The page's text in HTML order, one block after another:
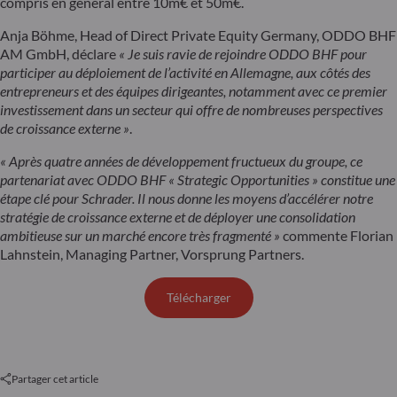
Anja Böhme, Head of Direct Private Equity Germany, ODDO BHF
AM GmbH, déclare « Je suis ravie de rejoindre ODDO BHF pour
participer au déploiement de l’activité en Allemagne, aux côtés des
entrepreneurs et des équipes dirigeantes, notamment avec ce premier
investissement dans un secteur qui offre de nombreuses perspectives
de croissance externe ».
« Après quatre années de développement fructueux du groupe, ce
partenariat avec ODDO BHF « Strategic Opportunities » constitue une
étape clé pour Schrader. Il nous donne les moyens d’accélérer notre
stratégie de croissance externe et de déployer une consolidation
ambitieuse sur un marché encore très fragmenté » commente Florian
Lahnstein, Managing Partner, Vorsprung Partners.
Télécharger
Partager cet article